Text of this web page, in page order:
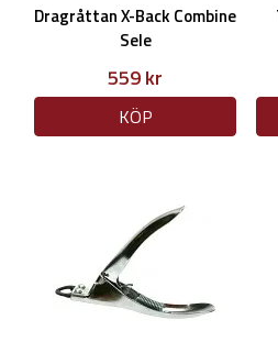
Dragråttan X-Back Combine
Sele
559 kr
KÖP